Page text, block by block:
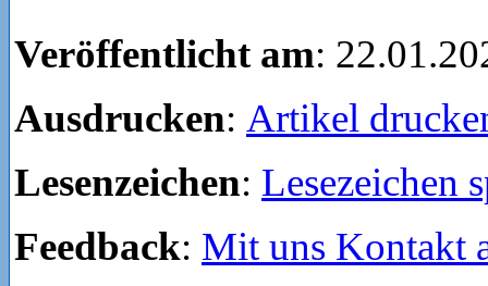
Veröffentlicht am:
Ausdrucken: Artikel
Lesenzeichen: Lesezeichen
Feedback: Mit uns Kontakt